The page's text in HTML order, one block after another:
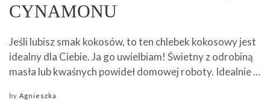
CYNAMONU
Jeśli lubisz smak kokosów, to ten chlebek kokosowy jest
idealny dla Ciebie. Ja go uwielbiam! Świetny z odrobiną
masła lub kwaśnych powideł domowej roboty. Idealnie …
by Agnieszka